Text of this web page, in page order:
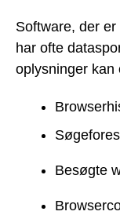
Software, der
har ofte
oplysninger kan
Besøgte